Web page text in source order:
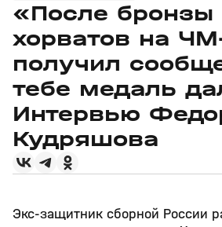
«После бронзы
хорватов на
получил
тебе медаль
Интервью
Кудряшова
Экс-защитник сборной России